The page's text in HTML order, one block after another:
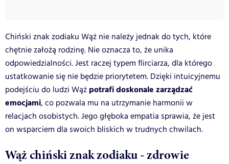
Chiński znak zodiaku Wąż nie należy jednak do tych, które
chętnie założą rodzinę. Nie oznacza to, że unika
odpowiedzialności. Jest raczej typem flirciarza, dla którego
ustatkowanie się nie będzie priorytetem. Dzięki intuicyjnemu
podejściu do ludzi Wąż potrafi doskonale zarządzać
emocjami, co pozwala mu na utrzymanie harmonii w
relacjach osobistych. Jego głęboka empatia sprawia, że jest
on wsparciem dla swoich bliskich w trudnych chwilach.
Wąż chiński znak zodiaku - zdrowie